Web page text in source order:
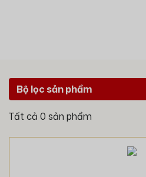
Bộ lọc sản phẩm
Tất cả 0 sản phẩm